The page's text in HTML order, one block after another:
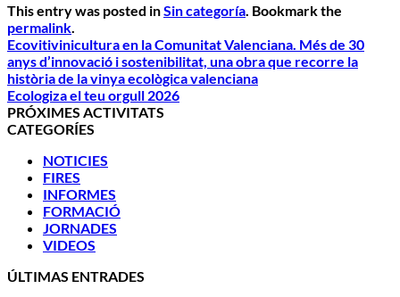
This entry was posted inSin categoría. Bookmark the
permalink.
Ecovitivinicultura en la Comunitat Valenciana. Més de 30
anys d’innovació i sostenibilitat, una obra que recorre la
història de la vinya ecològica valenciana
Ecologiza el teu orgull 2026
PRÓXIMES ACTIVITATS
CATEGORÍES
NOTICIES
FIRES
INFORMES
FORMACIÓ
JORNADES
VIDEOS
ÚLTIMAS ENTRADES